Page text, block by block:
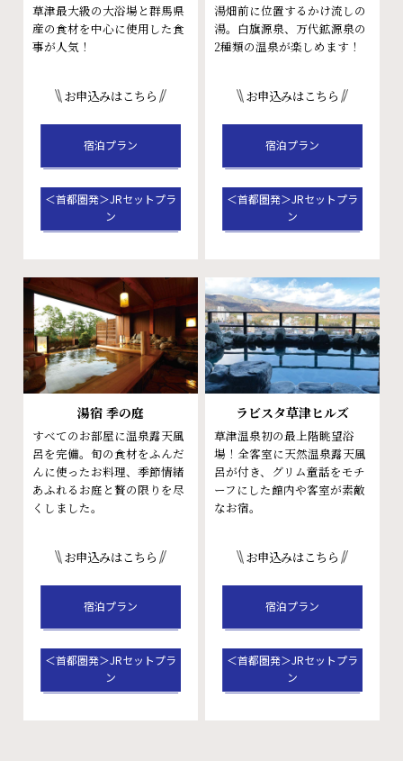
草津最大級の大浴場と群馬県
産の食材を中心に使用した食
事が人気！
お申込みはこちら
宿泊プラン
＜首都圏発＞JRセットプラ
ン
湯畑前に位置するかけ流しの
湯。 白旗源泉、万代鉱源泉の
2種類の温泉が楽しめます！
お申込みはこちら
宿泊プラン
＜首都圏発＞JRセットプラ
ン
湯宿 季の庭
すべてのお部屋に温泉露天風
呂を完備。旬の食材をふんだ
んに使ったお料理、季節情緒
あふれるお庭と贅の限りを尽
くしました。
お申込みはこちら
宿泊プラン
＜首都圏発＞JRセットプラ
ン
ラビスタ草津ヒルズ
草津温泉初の最上階眺望浴
場！全客室に天然温泉露天風
呂が付き、グリム童話をモチ
ーフにした館内や客室が素敵
なお宿。
お申込みはこちら
宿泊プラン
＜首都圏発＞JRセットプラ
ン